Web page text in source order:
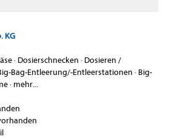
KG
· Dosierschnecken · Dosieren /
Bag-Entleerung/-Entleerstationen · Big-
· mehr...